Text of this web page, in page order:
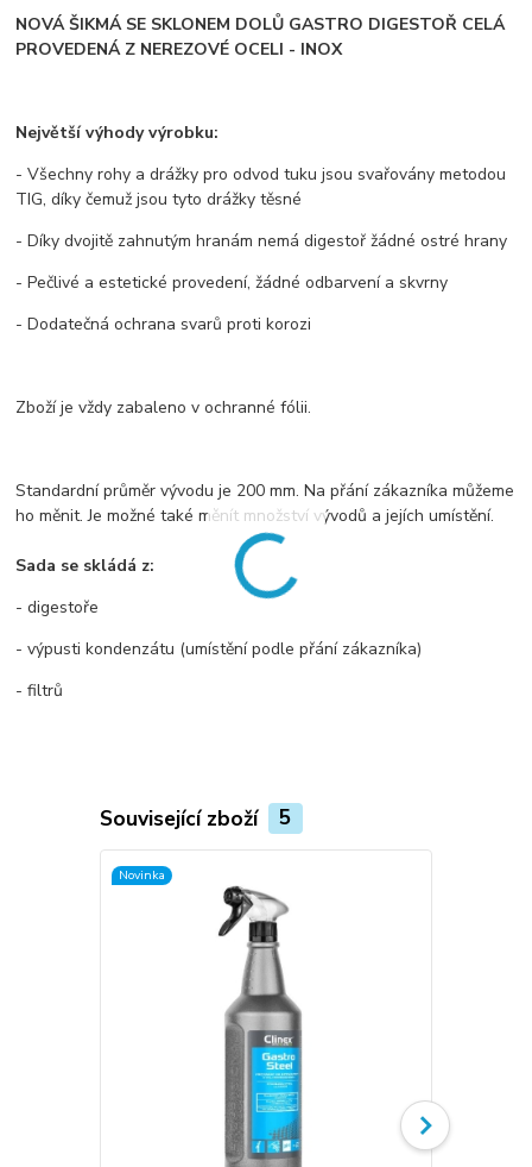
NOVÁ ŠIKMÁ SE SKLONEM DOLŮ GASTRO DIGESTOŘ CELÁ
PROVEDENÁ Z NEREZOVÉ OCELI - INOX
Největší výhody výrobku:
- Všechny rohy a drážky pro odvod tuku jsou svařovány metodou
TIG, díky čemuž jsou tyto drážky těsné
- Díky dvojitě zahnutým hranám nemá digestoř žádné ostré hrany
- Pečlivé a estetické provedení, žádné odbarvení a skvrny
- Dodatečná ochrana svarů proti korozi
Zboží je vždy zabaleno v ochranné fólii.
Standardní průměr vývodu je 200 mm. Na přání zákazníka můžeme
ho měnit. Je možné také měnít množství vývodů a jejích umístění.
Sada se skládá z:
- digestoře
- výpusti kondenzátu (umístění podle přání zákazníka)
- filtrů
Související zboží 5
Novinka